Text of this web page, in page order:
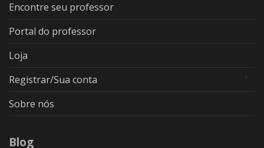
Encontre seu professor
Portal do professor
Loja
Registrar/Sua conta
Sobre nós
Blog